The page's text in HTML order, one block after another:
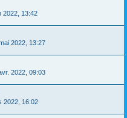
2022, 13:42
2022, 13:27
2022, 09:03
2022, 16:02